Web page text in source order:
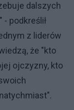
dalszych
podkreślił
z liderów
że "kto
ojczyzny, kto